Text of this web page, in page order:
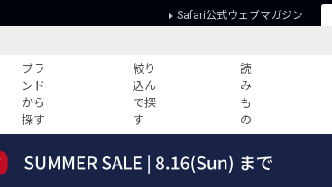
Safari公式ウェブマガジン
ブラ
ンド
から
探す
絞り
込ん
で探
す
読
み
も
の
すべての記事